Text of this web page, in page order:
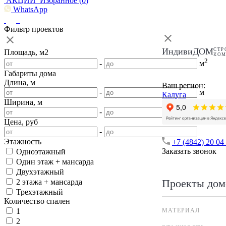
WhatsApp
ИндивиДОМ
Ваш регион:
Калуга
+7 (4842) 20 04
Заказать звонок
Проекты
МАТЕРИАЛ
Фильтр проектов
Площадь, м2
-
м2
Габариты дома
Длина, м
-
м
Ширина, м
-
м
Цена, руб
-
Этажность
Одноэтажный
Один этаж + мансарда
Двухэтажный
2 этажа + мансарда
Трехэтажный
Количество спален
1
2